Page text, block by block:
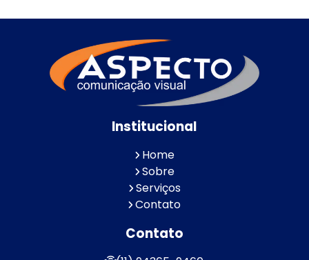
Institucional
Home
Sobre
Serviços
Contato
Contato